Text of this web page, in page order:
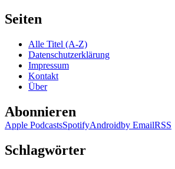
Seiten
Alle Titel (A-Z)
Datenschutzerklärung
Impressum
Kontakt
Über
Abonnieren
Apple PodcastsSpotifyAndroidby EmailRSS
Schlagwörter